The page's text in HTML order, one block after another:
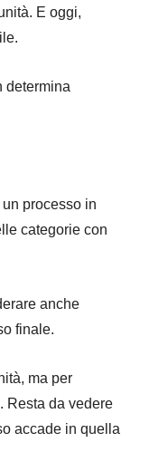
E oggi,
determina
processo in
categorie con
anche
finale.
ma per
Resta da vedere
accade in quella